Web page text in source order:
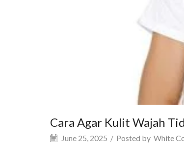
Cara Agar Kulit Wajah
June 25, 2025 / Posted by White